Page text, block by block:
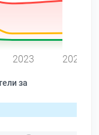
2023 2024
за